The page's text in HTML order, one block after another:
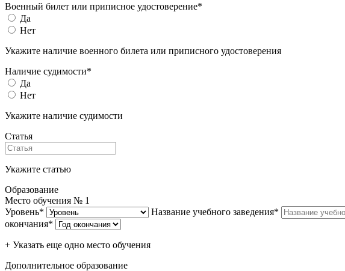
Военный билет или приписное удостоверение*
Да
Нет
Укажите наличие военного билета или приписного удостоверения
Наличие судимости*
Да
Нет
Укажите наличие судимости
Статья
Укажите статью
Образование
Место обучения № 1
Уровень*
Название учебного заведения*
окончания*
+ Указать еще одно место обучения
Дополнительное образование